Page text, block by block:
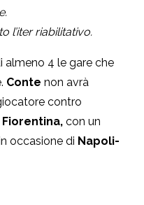
l’iter riabilitativo.
almeno 4 le gare che
Conte non avrà
contro
Fiorentina, con un
occasione di Napoli-